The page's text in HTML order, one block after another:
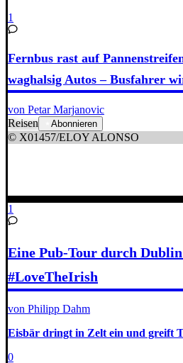
1
Fernbus rast auf
waghalsig Autos – Busfahrer
von Petar Marjanovic
Reisen
Abonnieren
© X01457/ELOY ALONSO
1
Eine Pub-Tour durch
#LoveTheIrish
von Philipp Dahm
Eisbär dringt in Zelt ein und greift
0